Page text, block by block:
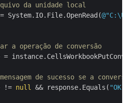
da unidade local
operação de conversão
=
de sucesso se a
!= null && response.Equals( "OK"